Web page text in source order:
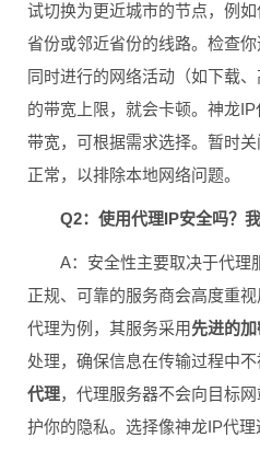
试切换为更近城市的节点，例
省份或邻近省份的线路。检查
同时进行的网络活动（如下载
的带宽上限，就会卡顿。神龙
带宽，可根据需求选择。暂时
正常，以排除本地网络问题。
Q2：使用代理IP安全吗？
A：安全性主要取决于代理
正规、可靠的服务商会高度重
代理为例，其服务采用先进的
处理，确保信息在传输过程中
代理，代理服务器不会向目标
护你的隐私。选择像神龙IP代